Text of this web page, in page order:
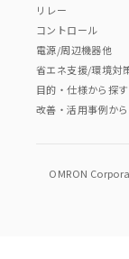
リレー
コントロール
電源/周辺機器他
省エネ支援/環境対
目的・仕様から探す
改善・活用事例か
OMRON